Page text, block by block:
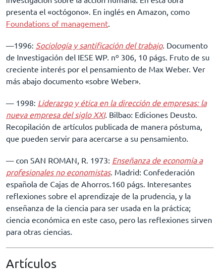
presenta el «octógono». En inglés en Amazon, como
Foundations of management.
––1996: Sociología y santificación del trabajo. Documento
de Investigación del IESE WP. nº 306, 10 págs. Fruto de su
creciente interés por el pensamiento de Max Weber. Ver
más abajo documento «sobre Weber».
–– 1998: Liderazgo y ética en la dirección de empresas: la
nueva empresa del siglo XXI. Bilbao: Ediciones Deusto.
Recopilación de artículos publicada de manera póstuma,
que pueden servir para acercarse a su pensamiento.
–– con SAN ROMAN, R. 1973: Enseñanza de economía a
profesionales no economistas. Madrid: Confederación
española de Cajas de Ahorros.160 págs. Interesantes
reflexiones sobre el aprendizaje de la prudencia, y la
enseñanza de la ciencia para ser usada en la práctica;
ciencia económica en este caso, pero las reflexiones sirven
para otras ciencias.
Artículos